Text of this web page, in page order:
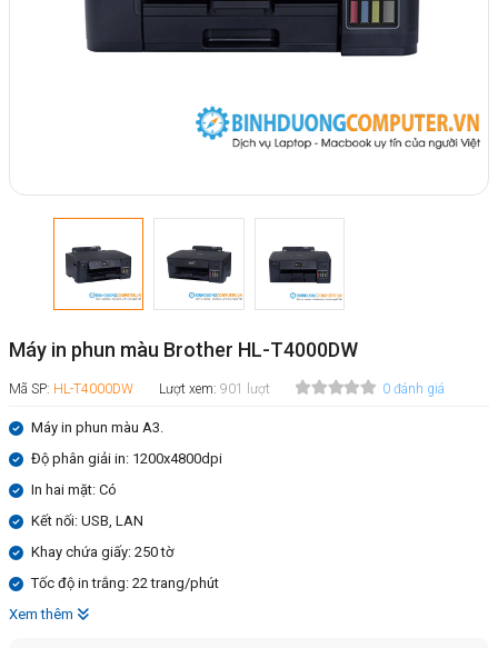
Máy in phun màu Brother HL-T4000DW
Mã SP: HL-T4000DW Lượt xem: 901 lượt 0 đánh giá
Máy in phun màu A3.
Độ phân giải in: 1200x4800dpi
In hai mặt: Có
Kết nối: USB, LAN
Khay chứa giấy: 250 tờ
Tốc độ in trắng: 22 trang/phút
Xem thêm